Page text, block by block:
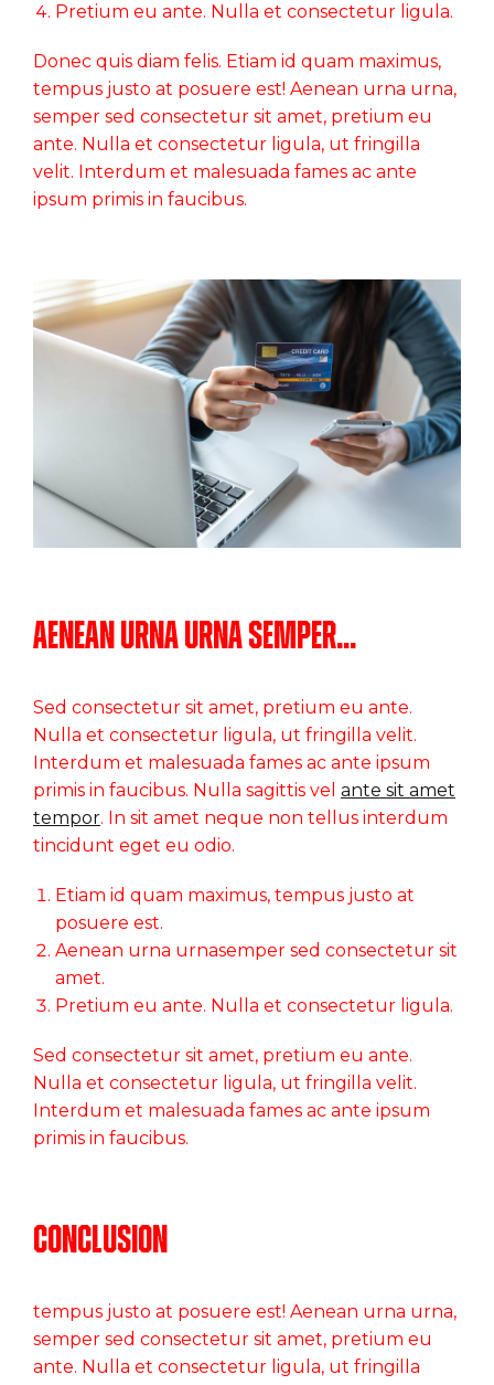
Pretium eu ante. Nulla et consectetur ligula.
Donec quis diam felis. Etiam id quam maximus,
tempus justo at posuere est! Aenean urna urna,
semper sed consectetur sit amet, pretium eu
ante. Nulla et consectetur ligula, ut fringilla
velit. Interdum et malesuada fames ac ante
ipsum primis in faucibus.
Aenean urna urna semper…
Sed consectetur sit amet, pretium eu ante.
Nulla et consectetur ligula, ut fringilla velit.
Interdum et malesuada fames ac ante ipsum
primis in faucibus. Nulla sagittis vel ante sit amet
tempor. In sit amet neque non tellus interdum
tincidunt eget eu odio.
Etiam id quam maximus, tempus justo at
posuere est.
Aenean urna urnasemper sed consectetur sit
amet.
Pretium eu ante. Nulla et consectetur ligula.
Sed consectetur sit amet, pretium eu ante.
Nulla et consectetur ligula, ut fringilla velit.
Interdum et malesuada fames ac ante ipsum
primis in faucibus.
Conclusion
tempus justo at posuere est! Aenean urna urna,
semper sed consectetur sit amet, pretium eu
ante. Nulla et consectetur ligula, ut fringilla